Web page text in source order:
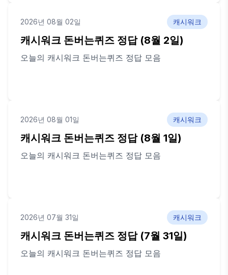
2026년 08월 02일 캐시워크
캐시워크 돈버는퀴즈 정답 (8월 2일)
오늘의 캐시워크 돈버는퀴즈 정답 모음
2026년 08월 01일 캐시워크
캐시워크 돈버는퀴즈 정답 (8월 1일)
오늘의 캐시워크 돈버는퀴즈 정답 모음
2026년 07월 31일 캐시워크
캐시워크 돈버는퀴즈 정답 (7월 31일)
오늘의 캐시워크 돈버는퀴즈 정답 모음